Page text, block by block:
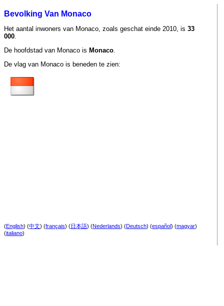
Bevolking Van Monaco
Het aantal inwoners van Monaco, zoals geschat einde 2010, is 33
000
De hoofdstad van Monaco is Monaco
De vlag van Monaco is beneden te zien:
(English) (中文) (français) (日本語) (Nederlands) (Deutsch) (español) (magyar)
(italiano)